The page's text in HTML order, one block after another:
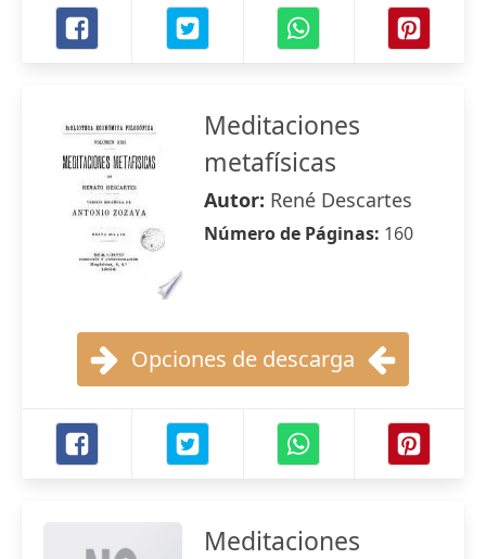
Meditaciones
metafísicas
Autor: René Descartes
Número de Páginas: 160
Opciones de descarga
Meditaciones